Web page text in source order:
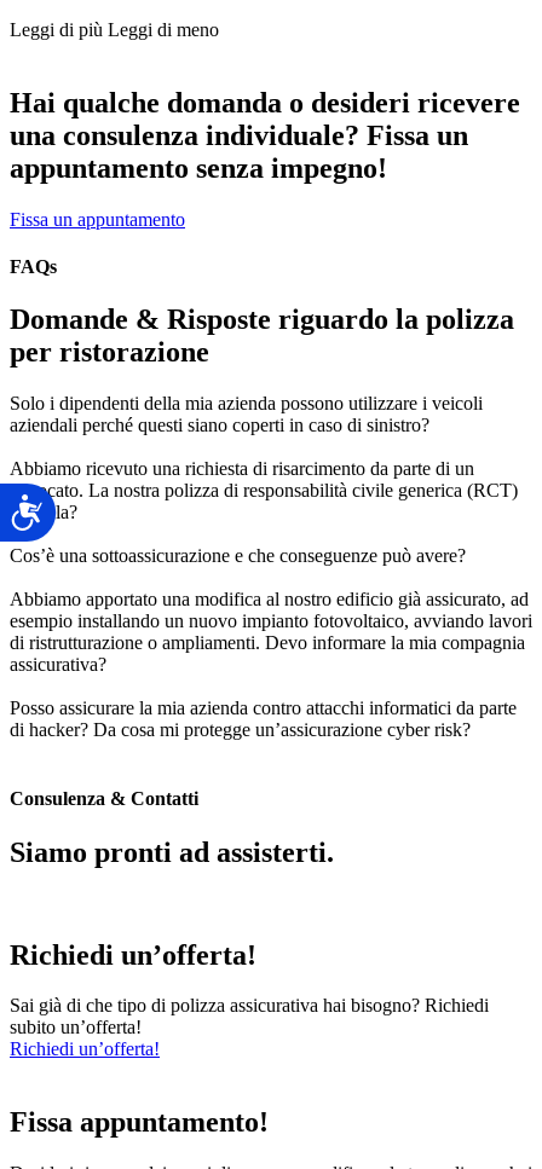
Accessibilità
Leggi di più Leggi di meno
Hai qualche domanda o desideri ricevere
una consulenza individuale? Fissa un
appuntamento senza impegno!
Fissa un appuntamento
FAQs
Domande & Risposte riguardo la polizza
per ristorazione
Solo i dipendenti della mia azienda possono utilizzare i veicoli
aziendali perché questi siano coperti in caso di sinistro?
Abbiamo ricevuto una richiesta di risarcimento da parte di un
avvocato. La nostra polizza di responsabilità civile generica (RCT)
ci tutela?
Cos’è una sottoassicurazione e che conseguenze può avere?
Abbiamo apportato una modifica al nostro edificio già assicurato, ad
esempio installando un nuovo impianto fotovoltaico, avviando lavori
di ristrutturazione o ampliamenti. Devo informare la mia compagnia
assicurativa?
Posso assicurare la mia azienda contro attacchi informatici da parte
di hacker? Da cosa mi protegge un’assicurazione cyber risk?
Consulenza & Contatti
Siamo pronti ad assisterti.
Richiedi un’offerta!
Sai già di che tipo di polizza assicurativa hai bisogno? Richiedi
subito un’offerta!
Richiedi un’offerta!
Fissa appuntamento!